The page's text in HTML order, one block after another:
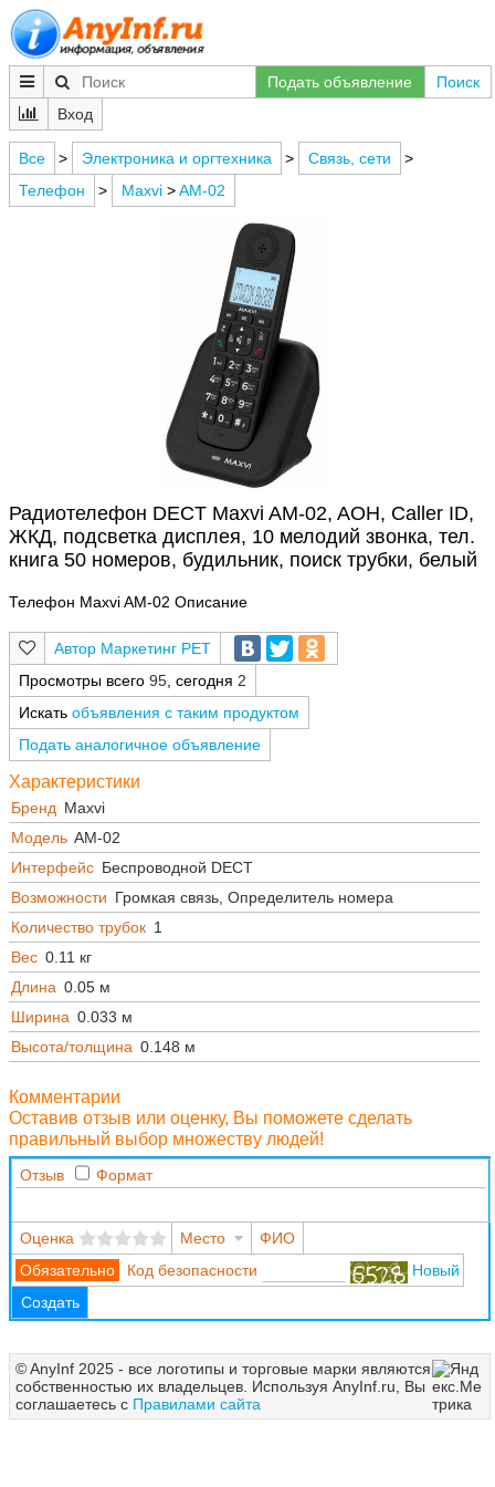
Подать объявление
Поиск
Вход
Все > Электроника и оргтехника > Связь, сети
>
Телефон
> Maxvi >AM-02
Радиотелефон DECT Maxvi AM-02, AOH, Caller ID,
ЖКД, подсветка дисплея, 10 мелодий звонка, тел.
книга 50 номеров, будильник, поиск трубки, белый
Телефон Maxvi AM-02 Описание
Маркетинг РЕТ
Просмотры всего 95 , сегодня 2
Искать объявления с таким продуктом
Подать аналогичное объявление
Характеристики
Бренд Maxvi
Модель AM-02
Интерфейс Беспроводной DECT
Возможности Громкая связь, Определитель номера
Количество трубок 1
Вес 0.11 кг
Длина 0.05 м
Ширина 0.033 м
Высота/толщина 0.148 м
Комментарии
Оставив отзыв или оценку, Вы поможете сделать
правильный выбор множеству людей!
Отзыв Формат
Оценка Место
ФИО
Код безопасности
Новый
Создать
© AnyInf 2025 - все логотипы и торговые марки являются
собственностью их владельцев. Используя AnyInf.ru, Вы
соглашаетесь с Правилами сайта